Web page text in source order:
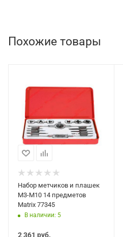
Похожие товары
Набор метчиков и плашек
М3-М10 14 предметов
Matrix 77345
В наличии: 5
2 361 руб.